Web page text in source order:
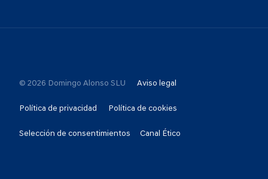
© 2026 Domingo Alonso SLU Aviso legal
Política de privacidad Política de cookies
Selección de consentimientos Canal Ético